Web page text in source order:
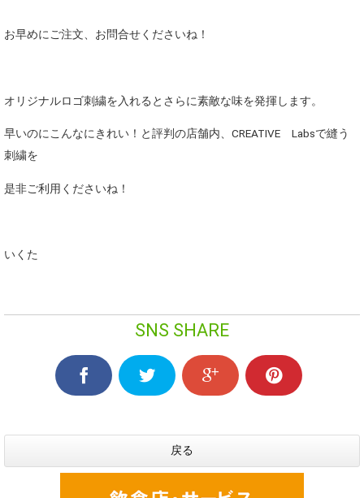
お早めにご注文、お問合せくださいね！
オリジナルロゴ刺繍を入れるとさらに素敵な味を発揮します。
早いのにこんなにきれい！と評判の店舗内、CREATIVE Labsで縫う
刺繍を
是非ご利用くださいね！
いくた
SNS SHARE
戻る